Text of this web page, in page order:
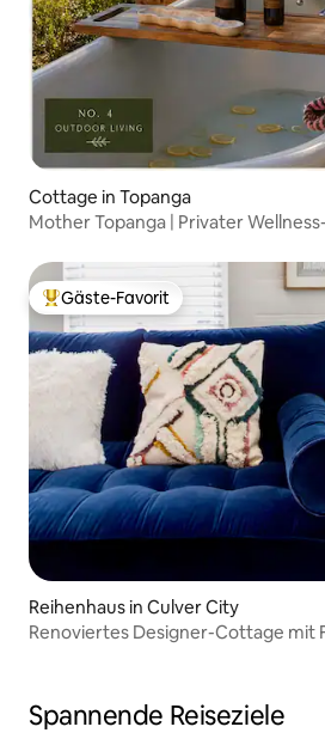
Cottage in Topanga
Mother Topanga | Privater
Beliebter Gäste-Favorit.
Gäste-Favorit
Reihenhaus in Culver City
Renoviertes Designer-Cottage mit
Spannende Reiseziele